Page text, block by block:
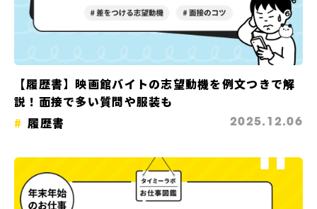
【履歴書】映画館バイトの志望動機を例文つきで解
説！面接で多い質問や服装も
履歴書
2025.12.06